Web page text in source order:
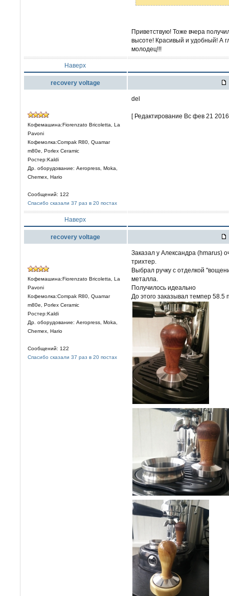
Приветствую! Тоже вчера
высоте! Красивый и удобный! А
молодец!!!
Наверх
recovery voltage
Кофемашина:Fiorenzato Bricoletta, La
Pavoni
Кофемолка:Compak R80, Quamar
m80e, Porlex Ceramic
Ростер:Kaldi
Др. оборудование: Aeropress, Moka,
Chemex, Hario
Сообщений: 122
Спасибо сказали 37 раз в 20 постах
del
[ Редактирование Вс фев 21
Наверх
recovery voltage
Кофемашина:Fiorenzato Bricoletta, La
Pavoni
Кофемолка:Compak R80, Quamar
m80e, Porlex Ceramic
Ростер:Kaldi
Др. оборудование: Aeropress, Moka,
Chemex, Hario
Сообщений: 122
Спасибо сказали 37 раз в 20 постах
Заказал у Александра (hmarus)
трихтер.
Выбрал ручку с отделкой
металла.
Получилось идеально
До этого заказывал темпер 58.5